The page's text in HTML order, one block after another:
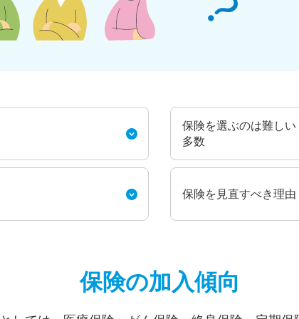
保険を選ぶのは難し
多数
保険を見直すべき理由
保険の加入傾向